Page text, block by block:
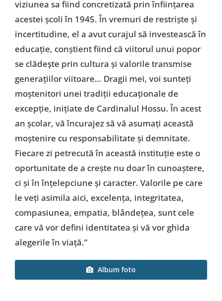
viziunea sa fiind concretizată prin înființarea
acestei școli în 1945. În vremuri de restriște și
incertitudine, el a avut curajul să investească în
educație, conștient fiind că viitorul unui popor
se clădește prin cultura și valorile transmise
generațiilor viitoare… Dragii mei, voi sunteți
moștenitori unei tradiții educaționale de
excepție, inițiate de Cardinalul Hossu. În acest
an școlar, vă încurajez să vă asumați această
moștenire cu responsabilitate și demnitate.
Fiecare zi petrecută în această instituție este o
oportunitate de a crește nu doar în cunoaștere,
ci și în înțelepciune și caracter. Valorile pe care
le veți asimila aici, excelența, integritatea,
compasiunea, empatia, blândețea, sunt cele
care vă vor defini identitatea și vă vor ghida
alegerile în viață.”
Album foto